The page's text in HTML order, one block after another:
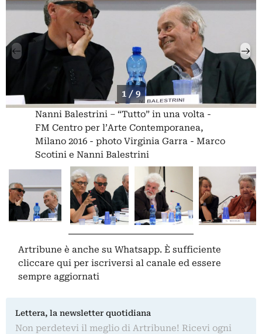
1 / 9
Nanni Balestrini – “Tutto” in una volta -
FM Centro per l’Arte Contemporanea,
Milano 2016 - photo Virginia Garra - Marco
Scotini e Nanni Balestrini
Artribune è anche su Whatsapp. È sufficiente
cliccare qui per iscriversi al canale ed essere
sempre aggiornati
Lettera, la newsletter quotidiana
Non perdetevi il meglio di Artribune! Ricevi ogni